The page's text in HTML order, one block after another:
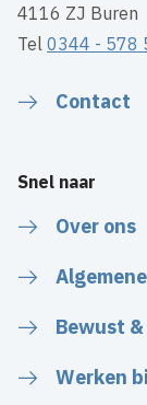
4116 ZJ Buren
Tel0344 - 578
Contact
Snel naar
Over ons
Bewust
Werken